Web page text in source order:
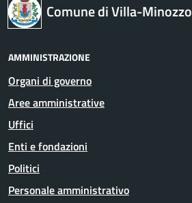
Comune di Villa-Minozzo
AMMINISTRAZIONE
Organi di governo
Aree amministrative
Uffici
Enti e fondazioni
Politici
Personale amministrativo